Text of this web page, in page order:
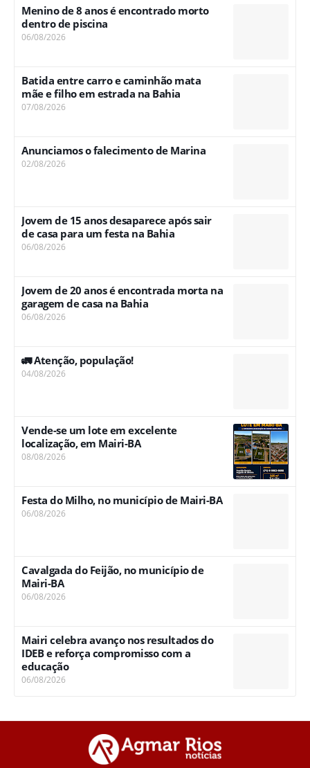
Menino de 8 anos é encontrado morto
dentro de piscina
06/08/2026
Batida entre carro e caminhão mata
mãe e filho em estrada na Bahia
07/08/2026
Anunciamos o falecimento de Marina
02/08/2026
Jovem de 15 anos desaparece após sair
de casa para um festa na Bahia
06/08/2026
Jovem de 20 anos é encontrada morta na
garagem de casa na Bahia
06/08/2026
🚛 Atenção, população!
04/08/2026
Vende-se um lote em excelente
localização, em Mairi-BA
08/08/2026
Festa do Milho, no município de Mairi-BA
06/08/2026
Cavalgada do Feijão, no município de
Mairi-BA
06/08/2026
Mairi celebra avanço nos resultados do
IDEB e reforça compromisso com a
educação
06/08/2026